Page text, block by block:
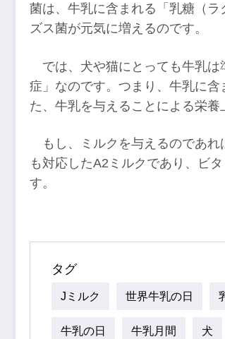
菌は、牛乳に含まれる「乳糖（
ズス菌が元気に増えるのです。
では、犬や猫にとっても牛乳
症」なのです。つまり、牛乳に
た、牛乳を与えることによる栄養
もし、ミルクを与えるのであれ
も対応したA2ミルクであり、ビ
す。
タグ
Jミルク 世界牛乳の日
牛乳の日 牛乳月間 犬